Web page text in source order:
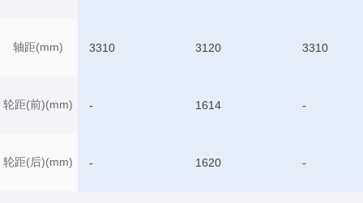
轴距(mm)
轮距(前)(mm)
轮距(后)(mm)
3310 3120 3310
- 1614 -
- 1620 -